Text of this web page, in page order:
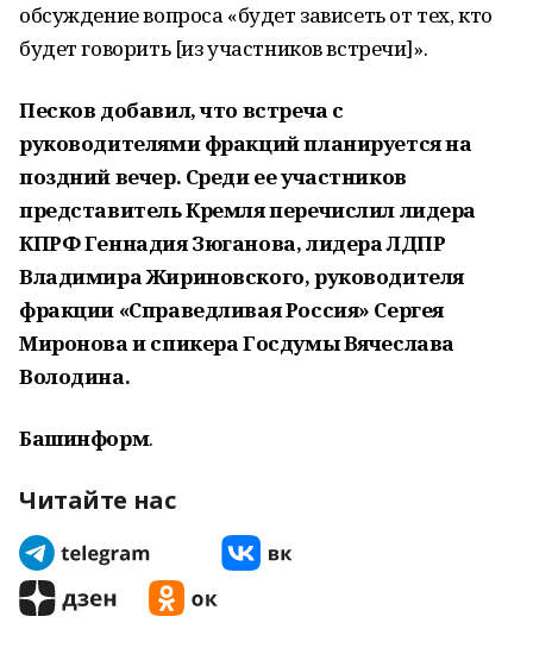
обсуждение вопроса «будет зависеть от тех, кто
будет говорить [из участников встречи]».
Песков добавил, что встреча с
руководителями фракций планируется на
поздний вечер. Среди ее участников
представитель Кремля перечислил лидера
КПРФ Геннадия Зюганова, лидера ЛДПР
Владимира Жириновского, руководителя
фракции «Справедливая Россия» Сергея
Миронова и спикера Госдумы Вячеслава
Володина.
Башинформ.
Читайте нас